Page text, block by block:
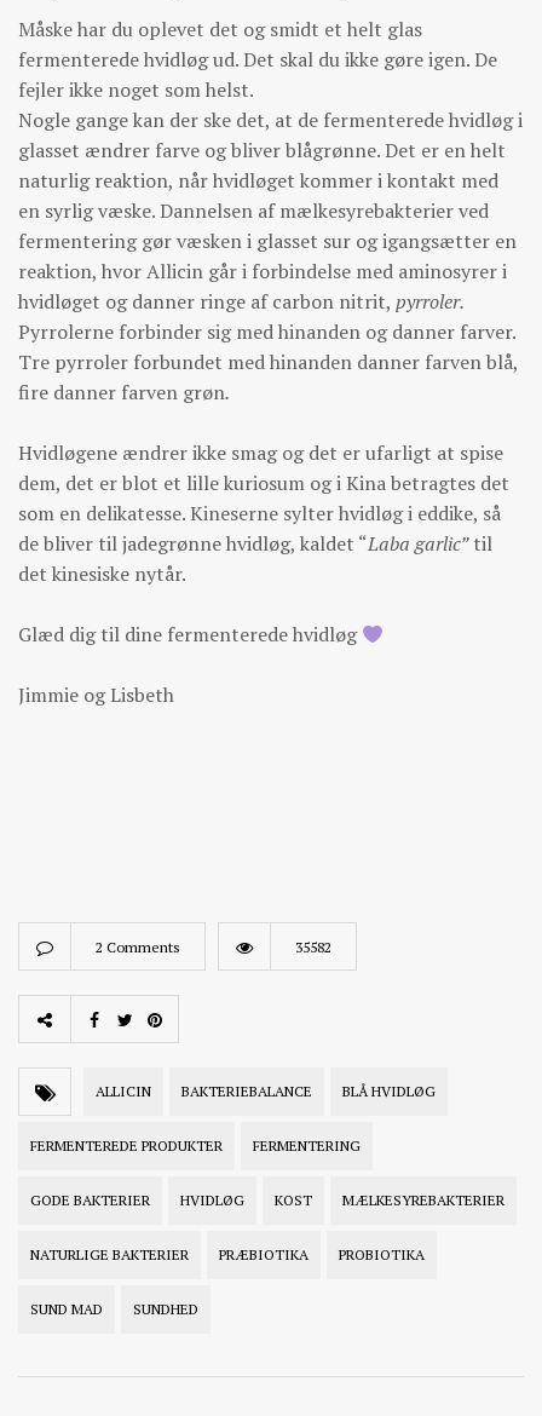
Måske har du oplevet det og smidt et helt glas
fermenterede hvidløg ud. Det skal du ikke gøre igen. De
fejler ikke noget som helst.
Nogle gange kan der ske det, at de fermenterede hvidløg i
glasset ændrer farve og bliver blågrønne. Det er en helt
naturlig reaktion, når hvidløget kommer i kontakt med
en syrlig væske. Dannelsen af mælkesyrebakterier ved
fermentering gør væsken i glasset sur og igangsætter en
reaktion, hvor Allicin går i forbindelse med aminosyrer i
hvidløget og danner ringe af carbon nitrit, pyrroler.
Pyrrolerne forbinder sig med hinanden og danner farver.
Tre pyrroler forbundet med hinanden danner farven blå,
fire danner farven grøn.
Hvidløgene ændrer ikke smag og det er ufarligt at spise
dem, det er blot et lille kuriosum og i Kina betragtes det
som en delikatesse. Kineserne sylter hvidløg i eddike, så
de bliver til jadegrønne hvidløg, kaldet “Laba garlic”til
det kinesiske nytår.
Glæd dig til dine fermenterede hvidløg
Jimmie og Lisbeth
2 Comments 35582
ALLICIN BAKTERIEBALANCE BLÅ HVIDLØG
FERMENTEREDE PRODUKTER FERMENTERING
GODE BAKTERIER HVIDLØG KOST MÆLKESYREBAKTERIER
NATURLIGE BAKTERIER PRÆBIOTIKA PROBIOTIKA
SUND MAD SUNDHED